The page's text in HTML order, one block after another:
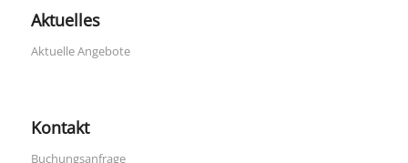
Aktuelles
Aktuelle Angebote
Kontakt
Buchungsanfrage